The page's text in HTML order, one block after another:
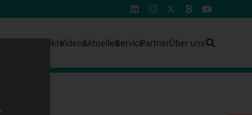
ProdukteVideosAktuellesServicePartnerÜber uns